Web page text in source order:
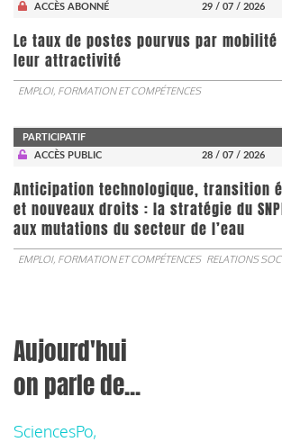
ACCÈS ABONNÉ 29 / 07 / 2026
Le taux de postes pourvus par
leur attractivité
EMPLOI, FORMATION ET COMPÉTENCES
PARTICIPATIF
ACCÈS PUBLIC
28 / 07 / 2026
Anticipation technologique, transition
et nouveaux droits : la stratégie du
aux mutations du secteur de l’eau
EMPLOI, FORMATION ET COMPÉTENCES RELATIONS
Aujourd'hui
on parle de...
SciencesPo,